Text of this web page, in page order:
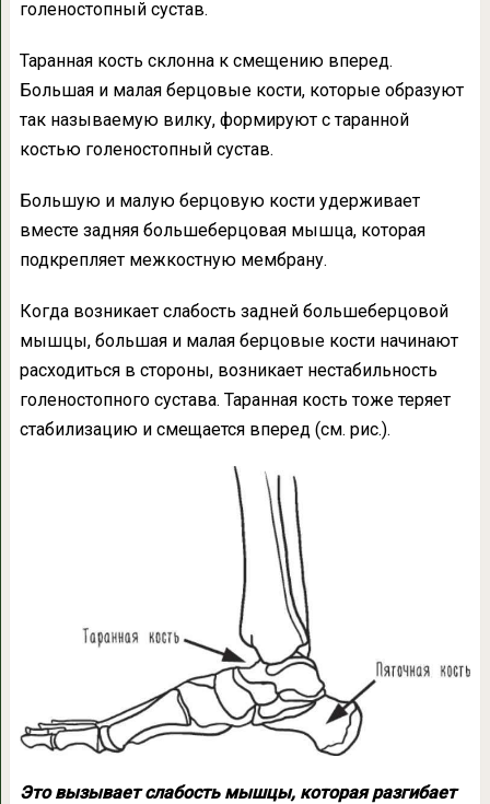
голеностопный сустав.
Таранная кость склонна к смещению вперед.
Большая и малая берцовые кости, которые образуют
так называемую вилку, формируют с таранной
костью голеностопный сустав.
Большую и малую берцовую кости удерживает
вместе задняя большеберцовая мышца, которая
подкрепляет межкостную мембрану.
Когда возникает слабость задней большеберцовой
мышцы, большая и малая берцовые кости начинают
расходиться в стороны, возникает нестабильность
голеностопного сустава. Таранная кость тоже теряет
стабилизацию и смещается вперед (см. рис.).
Это вызывает слабость мышцы, которая разгибает